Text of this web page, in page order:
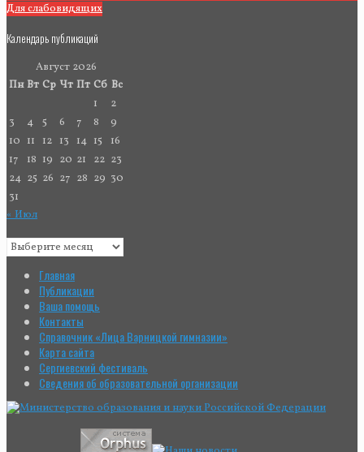
Для слабовидящих
Календарь публикаций
Август 2026
Пн Вт Ср Чт Пт Сб Вс
1
2
3
4 5 6 7 8
9
10 11 12 13 14 15
16
17
18 19 20 21 22 23
24 25 26 27 28 29 30
31
« Июл
Главная
Публикации
Ваша помощь
Контакты
Справочник «Лица Варницкой гимназии»
Карта сайта
Сергиевский фестиваль
Сведения об образовательной организации